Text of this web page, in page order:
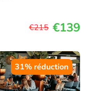
€215 €139
31% réduction